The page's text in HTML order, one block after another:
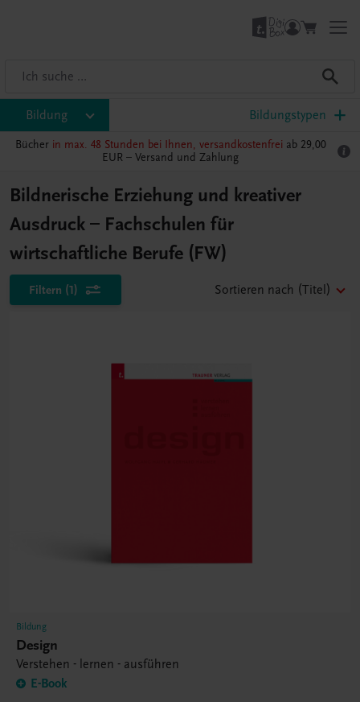
Bildung Bildungstypen
Bücher in max. 48 Stunden bei Ihnen, versandkostenfrei ab 29,00
EUR – Versand und Zahlung
Bildnerische Erziehung und kreativer
Ausdruck – Fachschulen für
wirtschaftliche Berufe (FW)
Filtern (1) Sortieren nach (Titel)
Bildung
Design
Verstehen - lernen - ausführen
E-Book